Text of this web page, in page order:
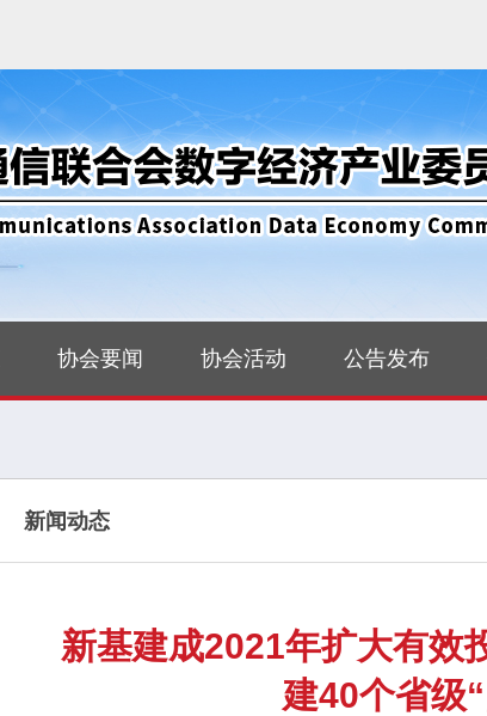
协会要闻 协会活动 公告发布
新闻动态
新基建成2021年扩大有效
建40个省级